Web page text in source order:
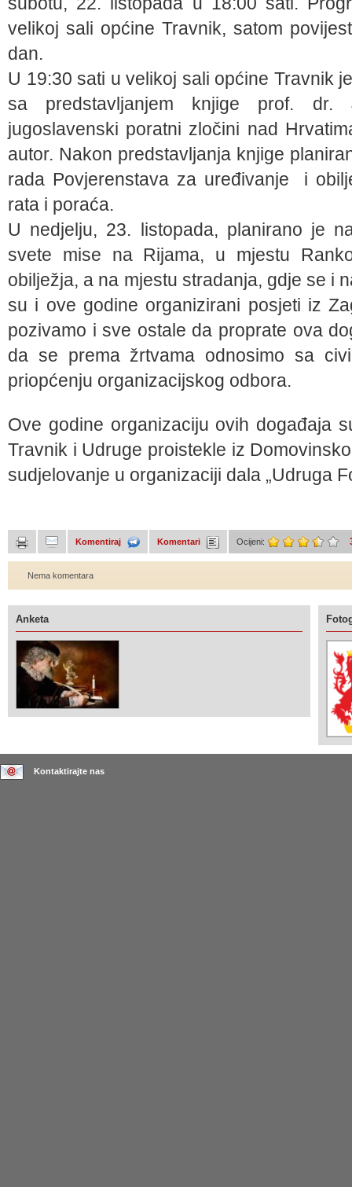
velikoj sali općine Travnik, satom
dan.
U 19:30 sati u velikoj sali općine Travnik
sa predstavljanjem knjige prof. dr.
jugoslavenski poratni zločini nad
autor. Nakon predstavljanja knjige
rada Povjerenstava za uređivanje i
rata i poraća.
U nedjelju, 23. listopada, planirano je
svete mise na Rijama, u mjestu
obilježja, a na mjestu stradanja, gdje se i
su i ove godine organizirani posjeti iz
pozivamo i sve ostale da proprate ova
da se prema žrtvama odnosimo sa
priopćenju organizacijskog odbora.
Ove godine organizaciju ovih događaja
Travnik i Udruge proistekle iz
sudjelovanje u organizaciji dala „Udruga
Komentiraj Komentari Ocijeni:
Nema komentara
Anketa
Kontaktirajte nas